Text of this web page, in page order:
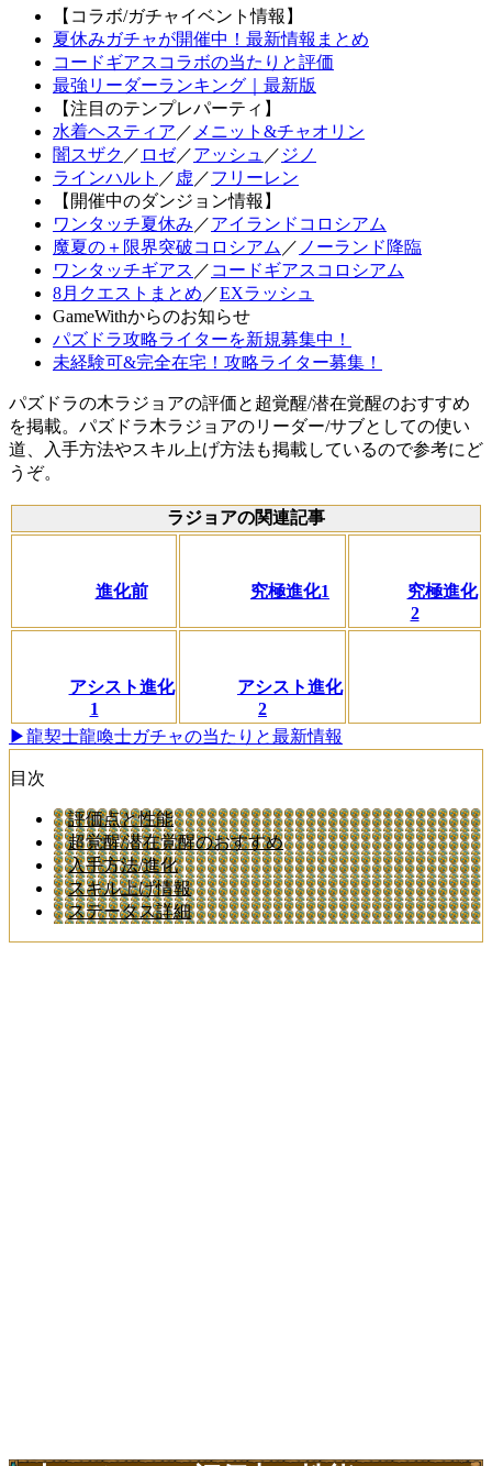
【コラボ/ガチャイベント情報】
夏休みガチャが開催中！最新情報まとめ
コードギアスコラボの当たりと評価
最強リーダーランキング｜最新版
【注目のテンプレパーティ】
水着ヘスティア ／ メニット&チャオリン
闇スザク ／ ロゼ／アッシュ ／ ジノ
ラインハルト ／ 虚 ／フリーレン
【開催中のダンジョン情報】
ワンタッチ夏休み ／アイランドコロシアム
魔夏の＋限界突破コロシアム ／ ノーランド降臨
ワンタッチギアス ／ コードギアスコロシアム
8月クエストまとめ ／EXラッシュ
GameWithからのお知らせ
パズドラ攻略ライターを新規募集中！
未経験可&完全在宅！攻略ライター募集！
パズドラの木ラジョアの評価と超覚醒/潜在覚醒のおすすめ
を掲載。パズドラ木ラジョアのリーダー/サブとしての使い
道、入手方法やスキル上げ方法も掲載しているので参考にど
うぞ。
ラジョアの関連記事
進化前 究極進化1
究極進化
2
アシスト進化
1
アシスト進化
2
▶龍契士龍喚士ガチャの当たりと最新情報
目次
評価点と性能
超覚醒/潜在覚醒のおすすめ
入手方法/進化
スキル上げ情報
ステータス詳細